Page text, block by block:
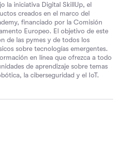
la iniciativa Digital SkillUp, el
creados en el marco del
financiado por la Comisión
Europeo. El objetivo de este
de las pymes y de todos los
sobre tecnologías emergentes.
en línea que ofrezca a todo
de aprendizaje sobre temas
la ciberseguridad y el IoT.